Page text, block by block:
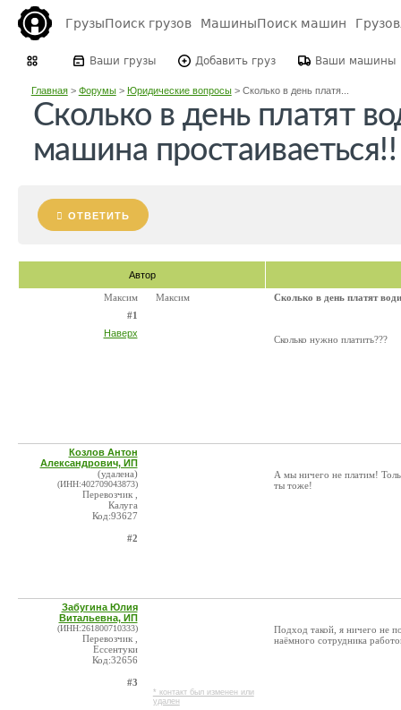
ГрузыПоиск грузов МашиныПоиск машин
Ваши грузы Добавить груз Ваши машины
Главная> Форумы> Юридические вопросы> Сколько в день платя...
Сколько в день платят
машина простаиваеться!!
ОТВЕТИТЬ
Автор
Максим
#1
Наверх
Максим Сколько в день платят
Сколько нужно платить???
Козлов Антон
Александрович, ИП
(удалена)
(ИНН:402709043873)
Перевозчик ,
Калуга
Код:93627
#2
А мы ничего не платим!
ты тоже!
Забугина Юлия
Витальевна, ИП
(ИНН:261800710333)
Перевозчик ,
Ессентуки
Код:32656
#3
* контакт был изменен или
удален
Подход такой, я ничего не
наёмного сотрудника